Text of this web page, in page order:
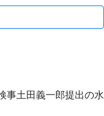
事土田義一郎提出の水